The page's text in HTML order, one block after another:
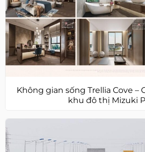
Không gian sống Trellia Cove –
khu đô thị Mizuki